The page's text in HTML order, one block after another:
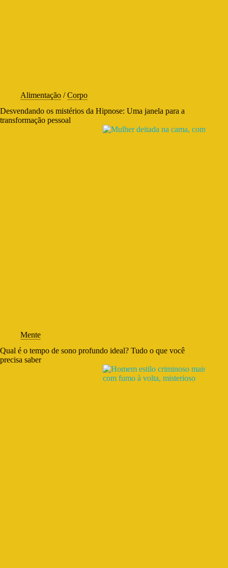
Alimentação /Corpo
Desvendando os mistérios da Hipnose: Uma janela para a
transformação pessoal
Mente
Qual é o tempo de sono profundo ideal? Tudo o que você
precisa saber